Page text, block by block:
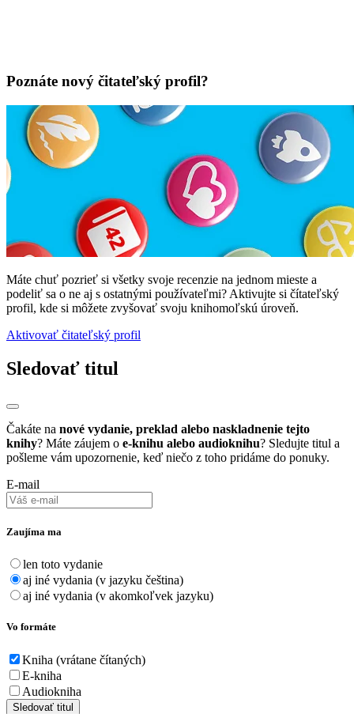
Poznáte nový čitateľský profil?
Máte chuť pozrieť si všetky svoje recenzie na jednom mieste a
podeliť sa o ne aj s ostatnými používateľmi? Aktivujte si čítateľský
profil, kde si môžete zvyšovať svoju knihomoľskú úroveň.
Aktivovať čitateľský profil
Sledovať titul
Čakáte na nové vydanie, preklad alebo naskladnenie tejto
knihy? Máte záujem o e-knihu alebo audioknihu? Sledujte titul a
pošleme vám upozornenie, keď niečo z toho pridáme do ponuky.
E-mail
Zaujíma ma
len toto vydanie
aj iné vydania (v jazyku čeština)
aj iné vydania (v akomkoľvek jazyku)
Vo formáte
Kniha (vrátane čítaných)
E-kniha
Audiokniha
Sledovať titul